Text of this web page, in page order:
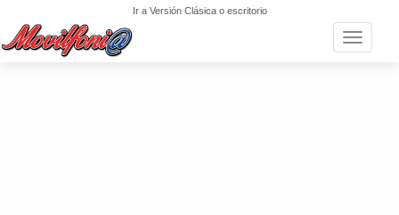
Ir a Versión Clásica o escritorio
Toggle